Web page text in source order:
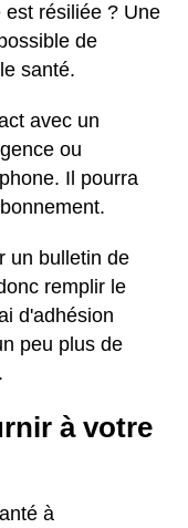
résiliée ? Une
de
santé.
avec un
ou
Il pourra
un bulletin de
remplir le
d'adhésion
peu plus de
à votre
à